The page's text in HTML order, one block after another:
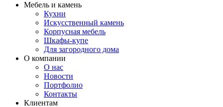
Мебель и камень
Кухни
Искусственный камень
Корпусная мебель
Шкафы-купе
Для загородного дома
О компании
О нас
Новости
Портфолио
Контакты
Клиентам